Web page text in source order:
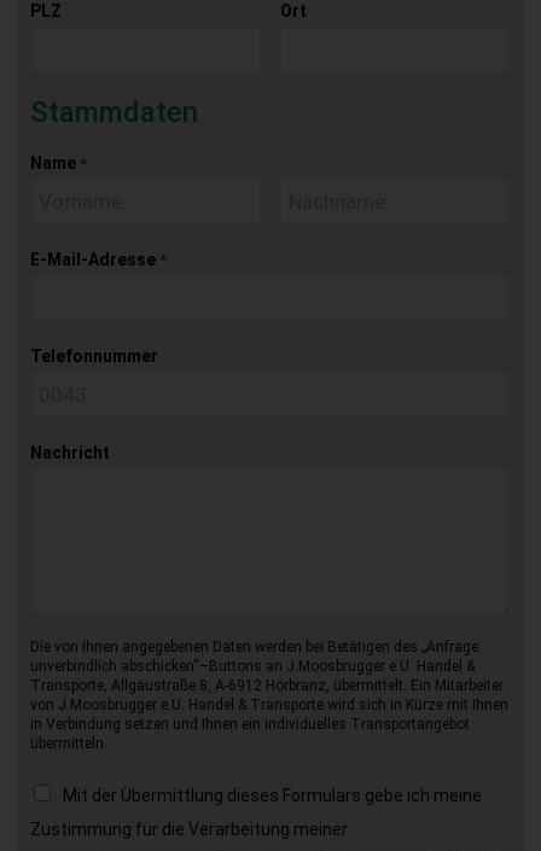
PLZ Ort
Stammdaten
Name *
E-Mail-Adresse *
Telefonnummer
Nachricht
Die von Ihnen angegebenen Daten werden bei Betätigen des „Anfrage
unverbindlich abschicken“–Buttons an J.Moosbrugger e.U. Handel &
Transporte, Allgäustraße 8, A-6912 Hörbranz, übermittelt. Ein Mitarbeiter
von J.Moosbrugger e.U. Handel & Transporte wird sich in Kürze mit Ihnen
in Verbindung setzen und Ihnen ein individuelles Transportangebot
übermitteln.
Mit der Übermittlung dieses Formulars gebe ich meine
Zustimmung für die Verarbeitung meiner